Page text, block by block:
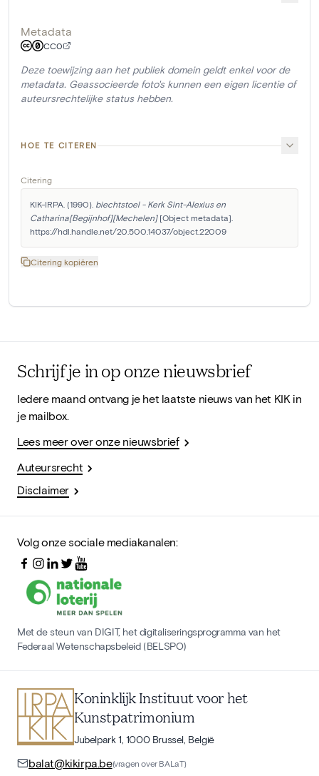
Metadata
CC0
Deze toewijzing aan het publiek domein geldt enkel voor de
metadata. Geassocieerde foto's kunnen een eigen licentie of
auteursrechtelijke status hebben.
HOE TE CITEREN
Citering
KIK-IRPA. (1990). biechtstoel - Kerk Sint-Alexius en
Catharina[Begijnhof][Mechelen] [Object metadata].
https://hdl.handle.net/20.500.14037/object.22009
Citering kopiëren
Schrijf je in op onze nieuwsbrief
Iedere maand ontvang je het laatste nieuws van het KIK in
je mailbox.
Lees meer over onze nieuwsbrief
Auteursrecht
Disclaimer
Volg onze sociale mediakanalen:
Met de steun van DIGIT, het digitaliseringsprogramma van het
Federaal Wetenschapsbeleid (BELSPO)
Koninklijk Instituut voor het
Kunstpatrimonium
Jubelpark 1, 1000 Brussel, België
balat@kikirpa.be(vragen over BALaT)